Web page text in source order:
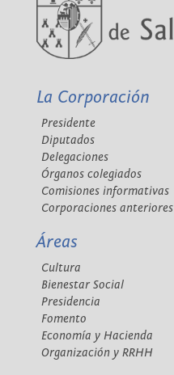
La Corporación
Presidente
Diputados
Delegaciones
Órganos colegiados
Comisiones informativas
Corporaciones anteriores
Áreas
Cultura
Bienestar Social
Presidencia
Fomento
Economía y Hacienda
Organización y RRHH